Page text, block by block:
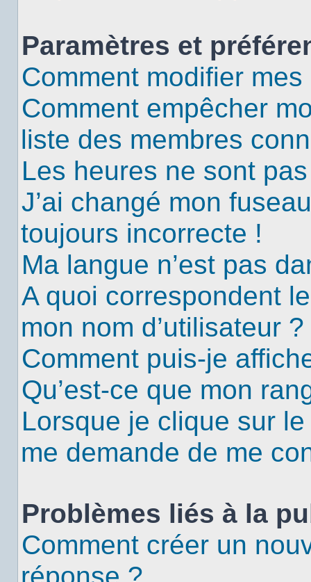
Paramètres et
Comment modifier
Comment empêcher
liste des membres
Les heures ne sont
J’ai changé mon
toujours incorrecte !
Ma langue n’est pas
A quoi correspondent
mon nom d’utilisateur ?
Comment puis-je
Qu’est-ce que mon
Lorsque je clique sur
me demande de me
Problèmes liés à la
Comment créer un
réponse ?